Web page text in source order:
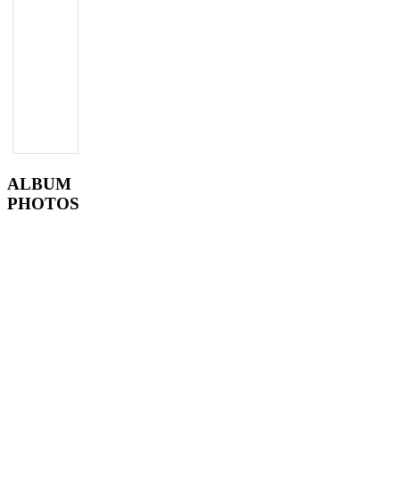
ALBUM
PHOTOS